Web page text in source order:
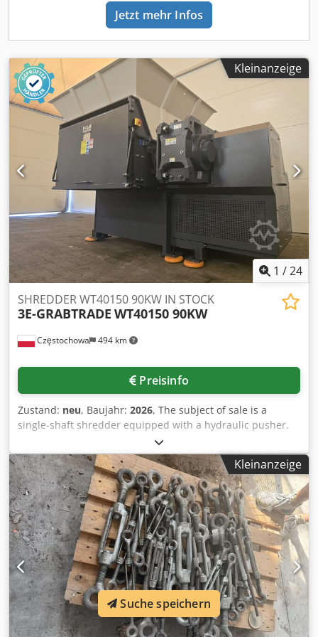
Jetzt mehr Infos
Kleinanzeige
1 /24
Częstochowa 494 km
SHREDDER WT40150 90KW IN STOCK
3E-GRABTRADE WT40150 90KW
Preisinfo
Zustand: neu, Baujahr: 2026, The subject of sale is a
single-shaft shredder equipped with a hydraulic pusher.
Brand/Manufacturer: 3E Machinery Model: WT40150 Main
motor power: 90 kW Hydraulic system motor power: 5.5 kW
Working rotor length: 1500 mm Rotor diameter: 400 mm
Number of movable knives on the rotor: 94 pcs Dimensions
of the movable knife: 40x40x25 mm, fastened with an M12
screw Single row of fixed knives, two-piece, the possibility
of mounting a second row of fixed knives (upper)
depending on the processed waste Top-loading section
widened to facilitate feeding waste into the shredder
Dedjq Sp Ekopfx Adhokr Hydraulic system equipped with
an oil cooling system External bearing Inspection flap
opened with the screen assisted by two actuators The
machine is available at our warehouse in Częstochowa.
Our offer includes not only individual shredding devices;
Kleinanzeige
Suche speichern